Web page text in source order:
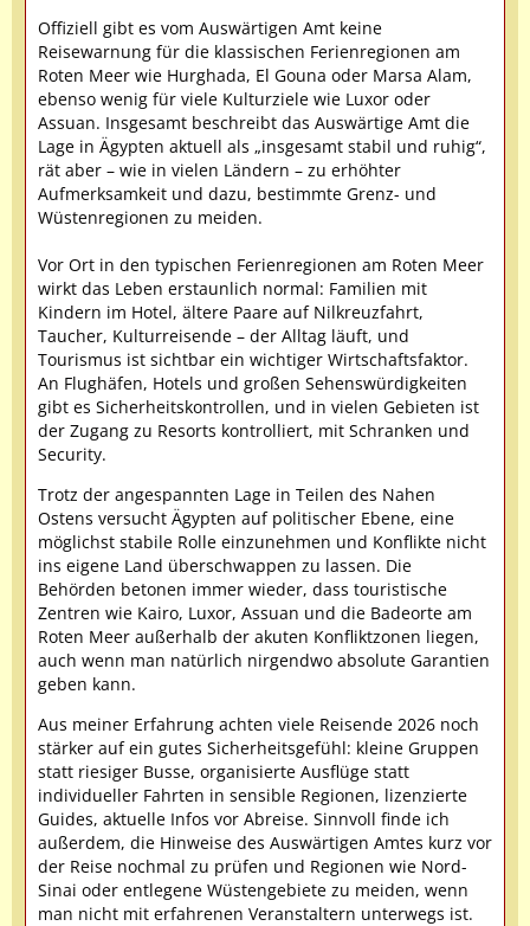
Offiziell gibt es vom Auswärtigen Amt keine
Reisewarnung für die klassischen Ferienregionen am
Roten Meer wie Hurghada, El Gouna oder Marsa Alam,
ebenso wenig für viele Kulturziele wie Luxor oder
Assuan. Insgesamt beschreibt das Auswärtige Amt die
Lage in Ägypten aktuell als „insgesamt stabil und ruhig“,
rät aber – wie in vielen Ländern – zu erhöhter
Aufmerksamkeit und dazu, bestimmte Grenz- und
Wüstenregionen zu meiden.
Vor Ort in den typischen Ferienregionen am Roten Meer
wirkt das Leben erstaunlich normal: Familien mit
Kindern im Hotel, ältere Paare auf Nilkreuzfahrt,
Taucher, Kulturreisende – der Alltag läuft, und
Tourismus ist sichtbar ein wichtiger Wirtschaftsfaktor.
An Flughäfen, Hotels und großen Sehenswürdigkeiten
gibt es Sicherheitskontrollen, und in vielen Gebieten ist
der Zugang zu Resorts kontrolliert, mit Schranken und
Security.
Trotz der angespannten Lage in Teilen des Nahen
Ostens versucht Ägypten auf politischer Ebene, eine
möglichst stabile Rolle einzunehmen und Konflikte nicht
ins eigene Land überschwappen zu lassen. Die
Behörden betonen immer wieder, dass touristische
Zentren wie Kairo, Luxor, Assuan und die Badeorte am
Roten Meer außerhalb der akuten Konfliktzonen liegen,
auch wenn man natürlich nirgendwo absolute Garantien
geben kann.
Aus meiner Erfahrung achten viele Reisende 2026 noch
stärker auf ein gutes Sicherheitsgefühl: kleine Gruppen
statt riesiger Busse, organisierte Ausflüge statt
individueller Fahrten in sensible Regionen, lizenzierte
Guides, aktuelle Infos vor Abreise. Sinnvoll finde ich
außerdem, die Hinweise des Auswärtigen Amtes kurz vor
der Reise nochmal zu prüfen und Regionen wie Nord-
Sinai oder entlegene Wüstengebiete zu meiden, wenn
man nicht mit erfahrenen Veranstaltern unterwegs ist.